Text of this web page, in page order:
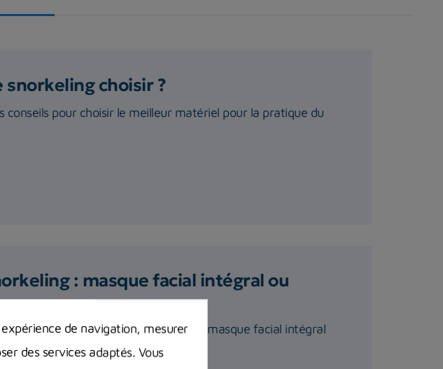
choisir ?
conseils pour choisir le meilleur matériel pour la pratique du
: masque facial intégral ou
les avantages et inconvénients du masque facial intégral
de navigation, mesurer
des services adaptés. Vous